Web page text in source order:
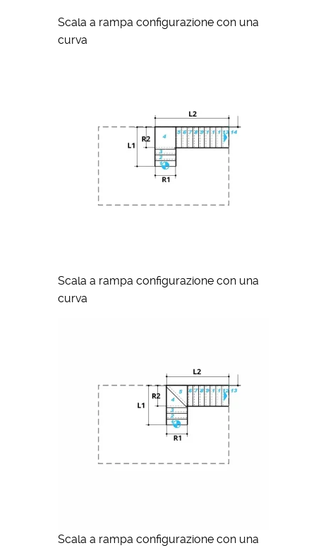
Scala a rampa configurazione con una
curva
Scala a rampa configurazione con una
curva
Scala a rampa configurazione con una